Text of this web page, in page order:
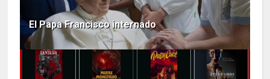
El Papa Francisco internado